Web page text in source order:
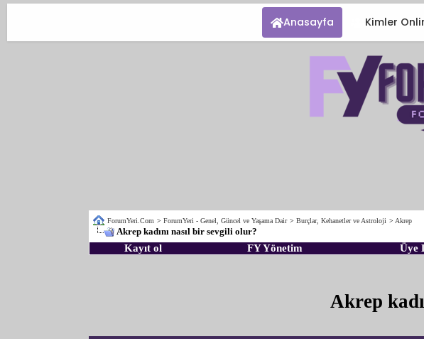
Anasayfa Kimler
ForumYeri.Com >ForumYeri - Genel, Güncel ve Yaşama Dair >Burçlar, Kehanetler ve Astroloji > Akrep
Akrep kadını nasıl bir sevgili olur?
Kayıt ol FY Yönetim Üye
Akrep